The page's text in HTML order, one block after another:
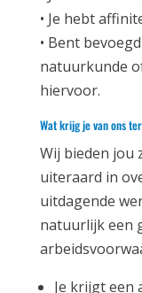
• Je hebt
• Bent
natuurkunde
hiervoor.
Wat krijg je van ons
Wij bieden jou
uiteraard in
uitdagende
natuurlijk een
Je krijgt een